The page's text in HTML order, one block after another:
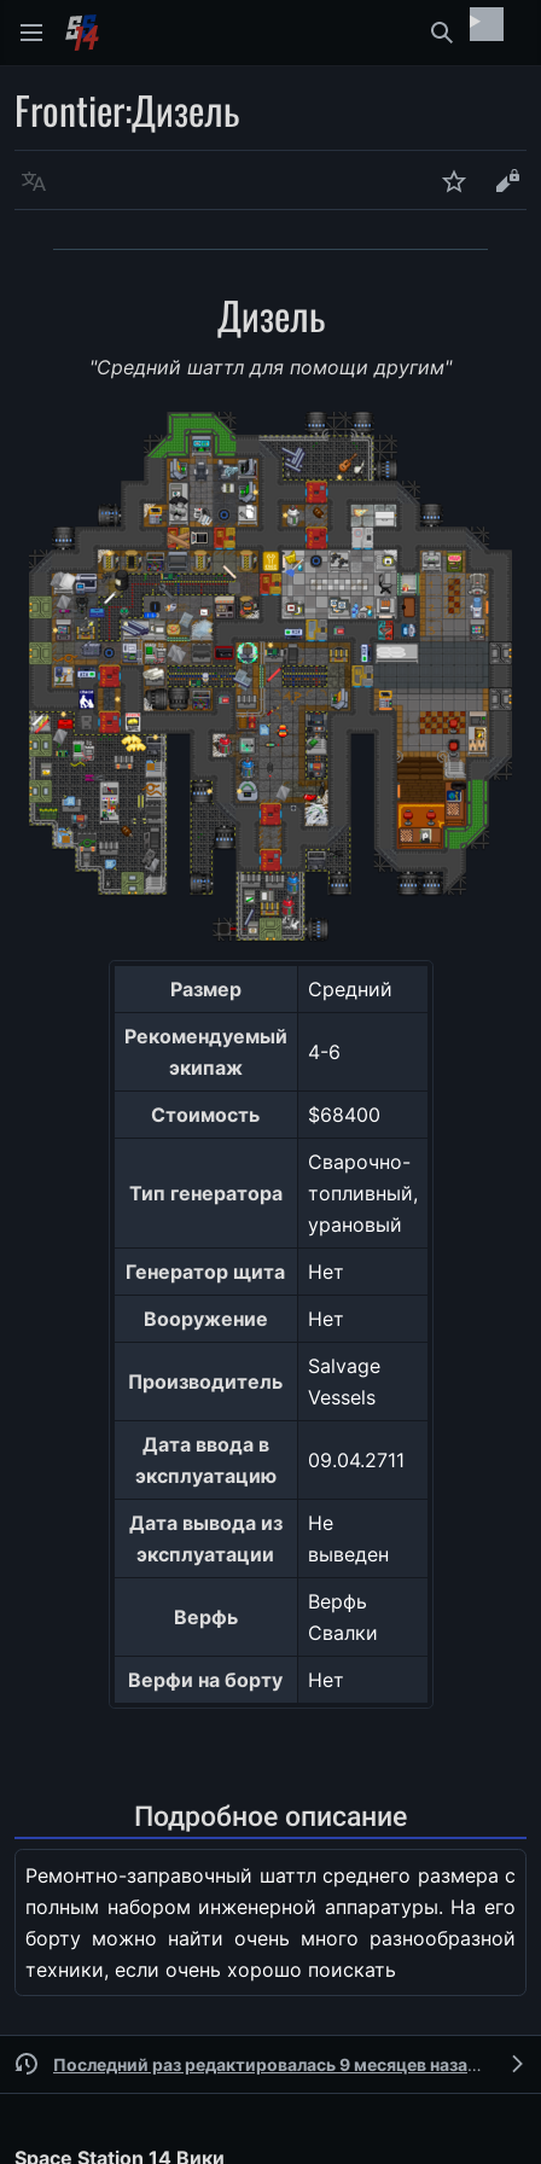
Найти
Frontier:Дизель
Язык Следить
Дизель
"Средний шаттл для помощи другим"
Размер
Средний
Рекомендуемый
экипаж
4-6
Стоимость $68400
Тип генератора
Сварочно-
топливный,
урановый
Генератор щита
Нет
Вооружение
Нет
Производитель
Salvage
Vessels
Дата ввода в
эксплуатацию
09.04.2711
Дата вывода из
эксплуатации
Не
выведен
Верфь
Верфь
Свалки
Верфи на борту
Нет
Подробное описание
Ремонтно-заправочный шаттл среднего размера с
полным набором инженерной аппаратуры. На его
борту можно найти очень много разнообразной
техники, если очень хорошо поискать
Последний раз редактировалась 9 месяцев назад
Space Station 14 Вики